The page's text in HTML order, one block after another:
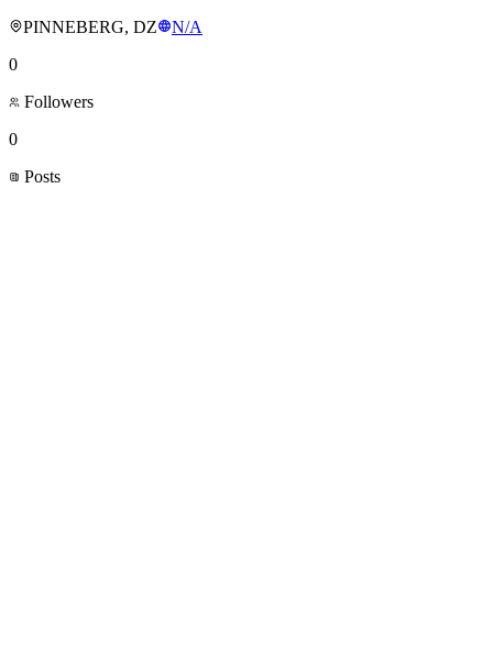
PINNEBERG, DZ
N/A
0
Followers
0
Posts